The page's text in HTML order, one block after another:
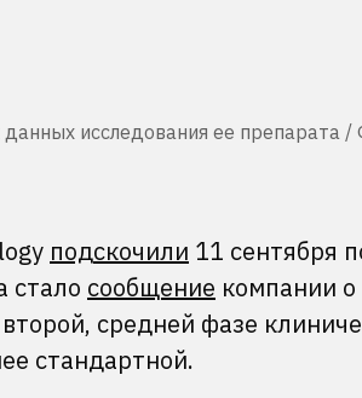
исследования ее препарата /
подскочили 11 сентября
стало сообщение компании
средней фазе
стандартной.